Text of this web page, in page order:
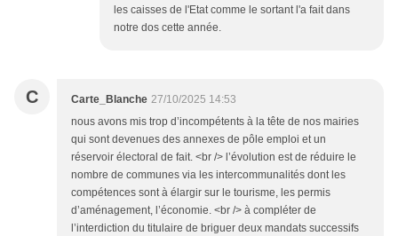
les caisses de l'Etat comme le sortant l'a fait dans
notre dos cette année.
C Carte_Blanche 27/10/2025 14:53
nous avons mis trop d’incompétents à la tête de nos mairies
qui sont devenues des annexes de pôle emploi et un
réservoir électoral de fait. <br /> l’évolution est de réduire le
nombre de communes via les intercommunalités dont les
compétences sont à élargir sur le tourisme, les permis
d’aménagement, l’économie. <br /> à compléter de
l’interdiction du titulaire de briguer deux mandats successifs